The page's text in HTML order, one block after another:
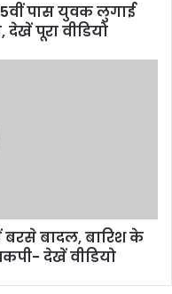
पास युवक लुगाई
पूरा वीडियो
बादल, बारिश के
देखें वीडियो